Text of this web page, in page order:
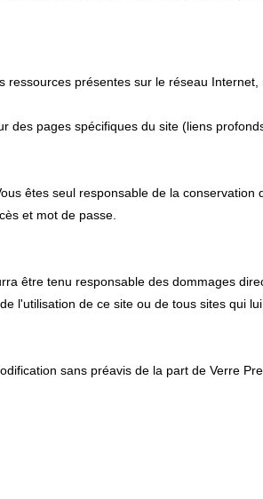
présentes sur le réseau
des pages spécifiques du site (liens
êtes seul responsable de la
et mot de passe.
être tenu responsable des dommages
l'utilisation de ce site ou de tous sites qui
sans préavis de la part de Verre